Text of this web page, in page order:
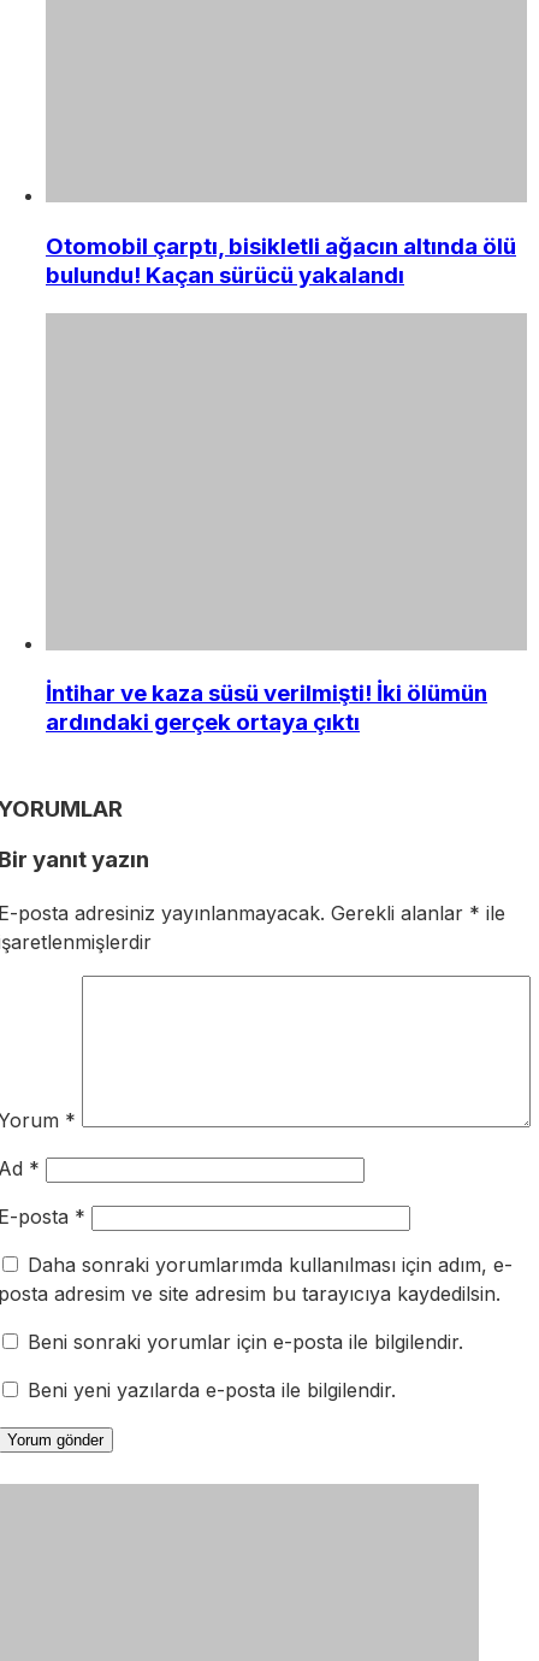
Otomobil çarptı, bisikletli ağacın altında ölü
bulundu! Kaçan sürücü yakalandı
İntihar ve kaza süsü verilmişti! İki ölümün
ardındaki gerçek ortaya çıktı
yanıt yazın
posta adresiniz yayınlanmayacak. Gerekli alanlar * ile
*
*
posta *
Daha sonraki yorumlarımda kullanılması için adım, e-
adresim ve site adresim bu tarayıcıya kaydedilsin.
Beni sonraki yorumlar için e-posta ile bilgilendir.
Beni yeni yazılarda e-posta ile bilgilendir.